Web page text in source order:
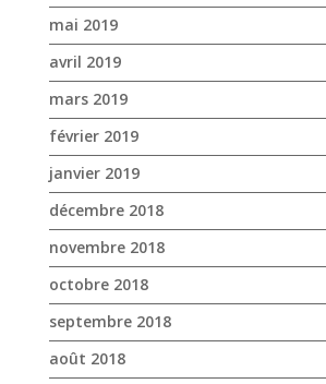
mai 2019
avril 2019
mars 2019
février 2019
janvier 2019
décembre 2018
novembre 2018
octobre 2018
septembre 2018
août 2018